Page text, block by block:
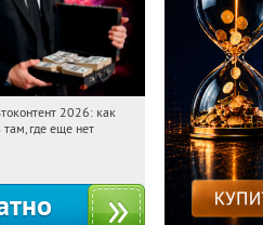
Получили:
2026: как
там, где еще нет